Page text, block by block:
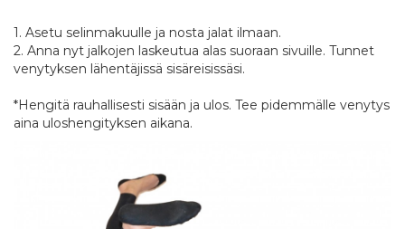
1. Asetu selinmakuulle ja nosta jalat ilmaan.
2. Anna nyt jalkojen laskeutua alas suoraan sivuille. Tunnet
venytyksen lähentäjissä sisäreisissäsi.
*Hengitä rauhallisesti sisään ja ulos. Tee pidemmälle venytys
aina uloshengityksen aikana.